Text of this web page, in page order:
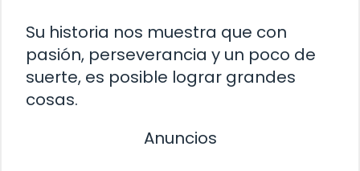
Su historia nos muestra que con
pasión, perseverancia y un poco de
suerte, es posible lograr grandes
cosas.
Anuncios